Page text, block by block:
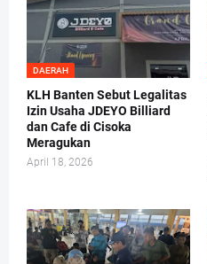
DAERAH
KLH Banten Sebut Legalitas
Izin Usaha JDEYO Billiard
dan Cafe di Cisoka
Meragukan
April 18, 2026